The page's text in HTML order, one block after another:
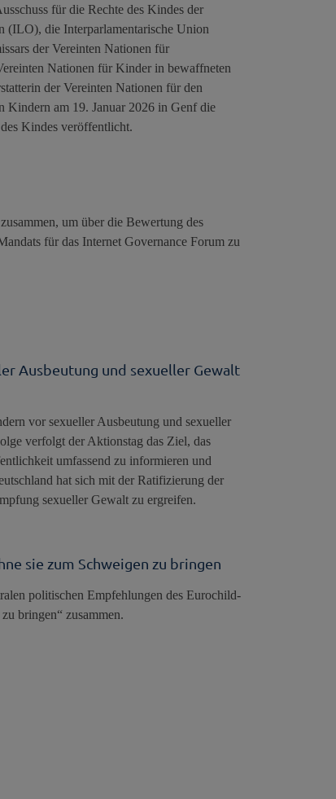
für die Rechte des Kindes der
(ILO), die Interparlamentarische Union
der Vereinten Nationen für
Nationen für Kinder in bewaffneten
der Vereinten Nationen für den
Kindern am 19. Januar 2026 in Genf die
Kindes veröffentlicht.
um über die Bewertung des
für das Internet Governance Forum zu
Ausbeutung und sexueller Gewalt
vor sexueller Ausbeutung und sexueller
verfolgt der Aktionstag das Ziel, das
umfassend zu informieren und
hat sich mit der Ratifizierung der
sexueller Gewalt zu ergreifen.
sie zum Schweigen zu bringen
politischen Empfehlungen des Eurochild-
bringen“ zusammen.